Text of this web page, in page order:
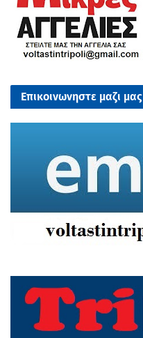
Επικοινωνηστε μαζι μας